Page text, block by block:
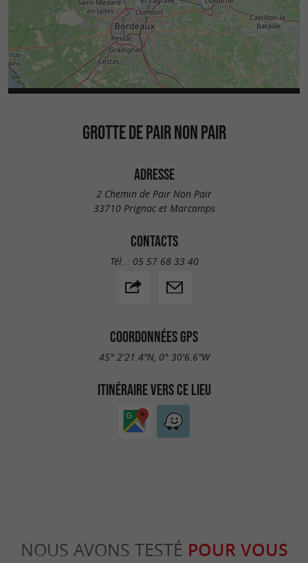
GROTTE DE PAIR NON PAIR
ADRESSE
2 Chemin de Pair Non Pair
33710 Prignac et Marcamps
CONTACTS
Tél. : 05 57 68 33 40
COORDONNÉES GPS
45° 2'21.4"N, 0° 30'6.6"W
ITINÉRAIRE VERS CE LIEU
NOUS AVONS TESTÉ POUR VOUS